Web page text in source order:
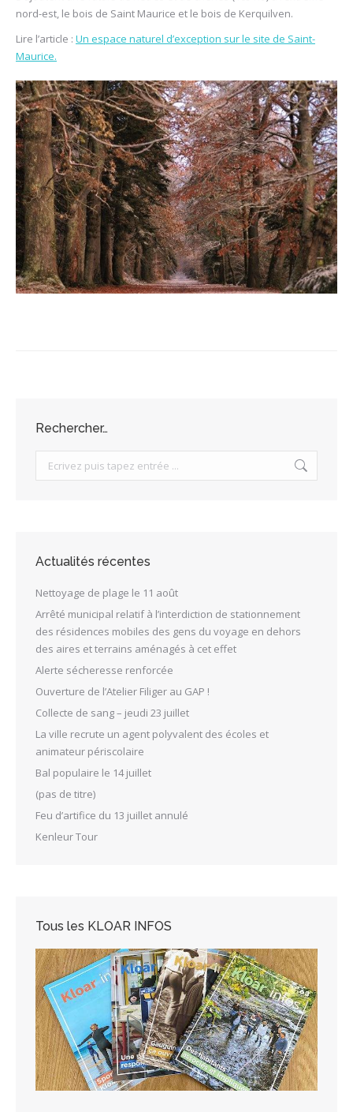
nord-est, le bois de Saint Maurice et le bois de Kerquilven.
Lire l’article : Un espace naturel d’exception sur le site de Saint-
Maurice.
Rechercher…
Search:
Actualités récentes
Nettoyage de plage le 11 août
Arrêté municipal relatif à l’interdiction de stationnement
des résidences mobiles des gens du voyage en dehors
des aires et terrains aménagés à cet effet
Alerte sécheresse renforcée
Ouverture de l’Atelier Filiger au GAP !
Collecte de sang – jeudi 23 juillet
La ville recrute un agent polyvalent des écoles et
animateur périscolaire
Bal populaire le 14 juillet
(pas de titre)
Feu d’artifice du 13 juillet annulé
Kenleur Tour
Tous les KLOAR INFOS